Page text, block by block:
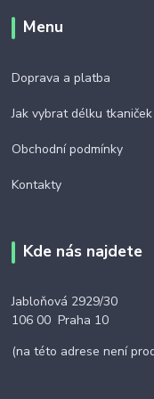
Menu
Doprava a platba
Jak vybrat délku tkaniček
Obchodní podmínky
Kontakty
Kde nás najdete
Jabloňová 2929/30
106 00 Praha 10
(na této adrese není